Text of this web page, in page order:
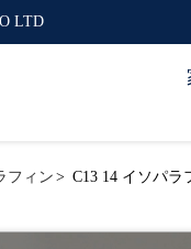
LTD
フィン> C13 14 イソパラ